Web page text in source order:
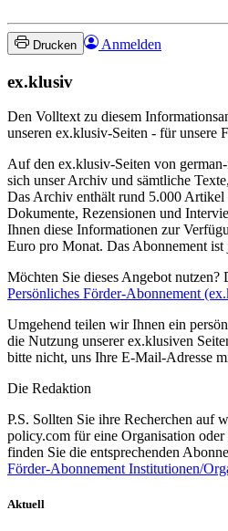
Drucken Anmelden
ex.klusiv
Den Volltext zu diesem
unseren ex.klusiv-Seiten - für unsere
Auf den ex.klusiv-Seiten von
sich unser Archiv und sämtliche
Das Archiv enthält rund 5.000
Dokumente, Rezensionen und
Ihnen diese Informationen zur
Euro pro Monat. Das Abonnement ist
Möchten Sie dieses Angebot nutzen?
Persönliches Förder-Abonnement
Umgehend teilen wir Ihnen ein
die Nutzung unserer ex.klusiven
bitte nicht, uns Ihre E-Mail-Adresse
Die Redaktion
P.S. Sollten Sie ihre Recherchen auf
policy.com für eine Organisation
finden Sie die entsprechenden
Förder-Abonnement Institutionen/
Aktuell